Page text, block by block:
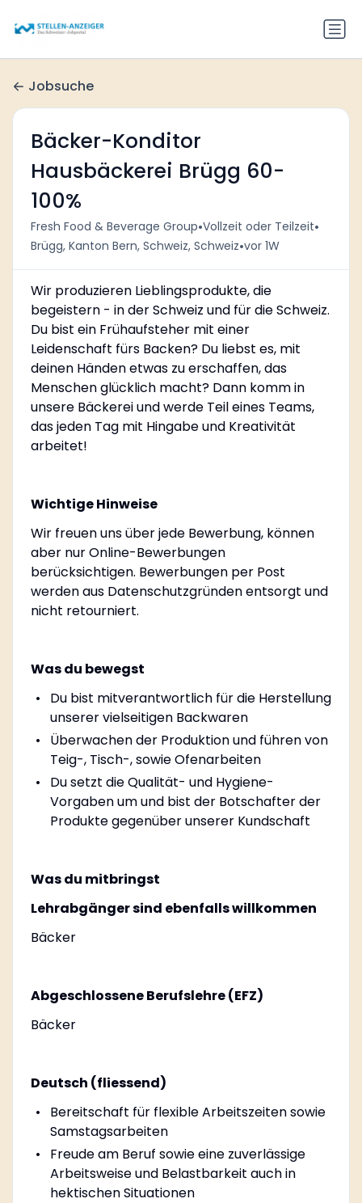
Jobsuche
Bäcker-Konditor
Hausbäckerei Brügg 60-
100%
Fresh Food & Beverage Group•Vollzeit oder Teilzeit•
Brügg, Kanton Bern, Schweiz, Schweiz•vor 1W
Wir produzieren Lieblingsprodukte, die
begeistern - in der Schweiz und für die Schweiz.
Du bist ein Frühaufsteher mit einer
Leidenschaft fürs Backen? Du liebst es, mit
deinen Händen etwas zu erschaffen, das
Menschen glücklich macht? Dann komm in
unsere Bäckerei und werde Teil eines Teams,
das jeden Tag mit Hingabe und Kreativität
arbeitet!
Wichtige Hinweise
Wir freuen uns über jede Bewerbung, können
aber nur Online-Bewerbungen
berücksichtigen. Bewerbungen per Post
werden aus Datenschutzgründen entsorgt und
nicht retourniert.
Was du bewegst
Du bist mitverantwortlich für die Herstellung
unserer vielseitigen Backwaren
Überwachen der Produktion und führen von
Teig-, Tisch-, sowie Ofenarbeiten
Du setzt die Qualität- und Hygiene-
Vorgaben um und bist der Botschafter der
Produkte gegenüber unserer Kundschaft
Was du mitbringst
Lehrabgänger sind ebenfalls willkommen
Bäcker
Abgeschlossene Berufslehre (EFZ)
Bäcker
Deutsch (fliessend)
Bereitschaft für flexible Arbeitszeiten sowie
Samstagsarbeiten
Freude am Beruf sowie eine zuverlässige
Arbeitsweise und Belastbarkeit auch in
hektischen Situationen